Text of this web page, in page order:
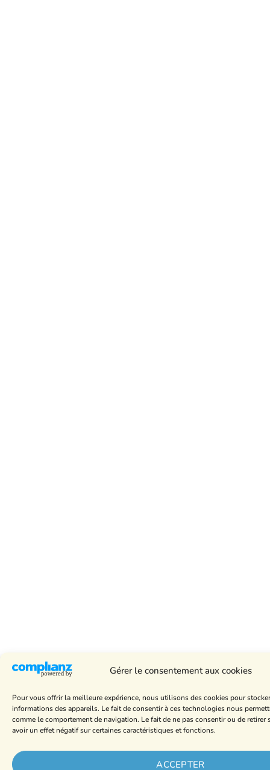
Gérer le consentement aux cookies
Pour vous offrir la meilleure expérience, nous utilisons des cookies pour
informations des appareils. Le fait de consentir à ces technologies nous
comme le comportement de navigation. Le fait de ne pas consentir ou de retirer
avoir un effet négatif sur certaines caractéristiques et fonctions.
ACCEPTER